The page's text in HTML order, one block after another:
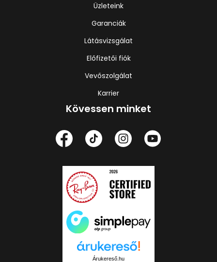
Üzleteink
Garanciák
Látásvizsgálat
Előfizetői fiók
Vevőszolgálat
Karrier
Kövessen minket
Árukereső.hu